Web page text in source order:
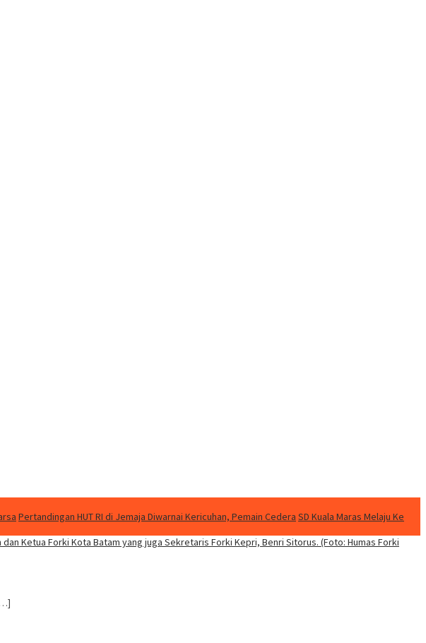
Pertandingan HUT RI di Jemaja Diwarnai Kericuhan, Pemain Cedera SD Kuala Maras Melaju Ke